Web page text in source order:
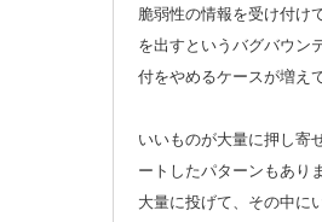
脆弱性の情報を受け付け
を出すというバグバウン
付をやめるケースが増え
いいものが大量に押し寄
ートしたパターンもあり
大量に投げて、その中に